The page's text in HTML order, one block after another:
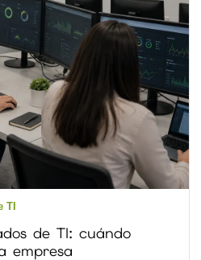
TI
de TI: cuándo
empresa